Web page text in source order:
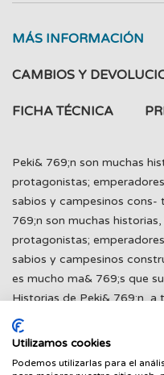
MÁS INFORMACIÓN
CAMBIOS Y
FICHA TÉCNICA
Peki& 769;n son muchas
protagonistas;
sabios y campesinos cons-
769;n son muchas
protagonistas;
sabios y campesinos
es mucho ma& 769;s que
Historias de Peki& 769;n, a
la engrandecieron o
ciudad que se alza en
Utilizamos cookies
Podemos utilizarlas para el